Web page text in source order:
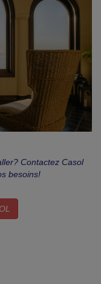
Contactez Casol
besoins!